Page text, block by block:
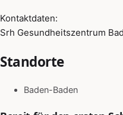
Kontaktdaten:
Srh Gesundheitszentrum
Standorte
Baden-Baden